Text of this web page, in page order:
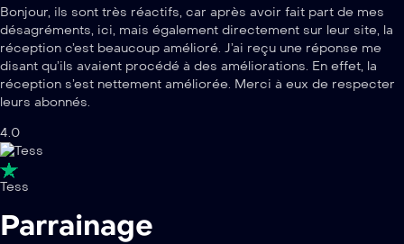
Bonjour, ils sont très réactifs, car après avoir fait part de mes
désagréments, ici, mais également directement sur leur site, la
réception c’est beaucoup amélioré. J’ai reçu une réponse me
disant qu’ils avaient procédé à des améliorations. En effet, la
réception s’est nettement améliorée. Merci à eux de respecter
leurs abonnés.
4.0
Tess
Parrainage